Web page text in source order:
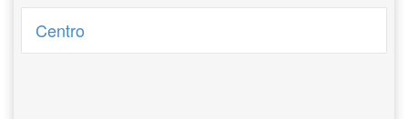
Centro